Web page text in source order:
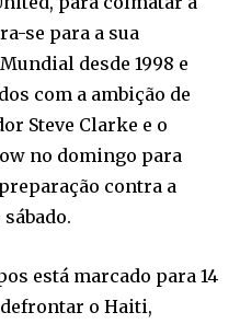
se para a sua
desde 1998 e
com a ambição de
Steve Clarke e o
no domingo para
contra a
está marcado para 14
o Haiti,